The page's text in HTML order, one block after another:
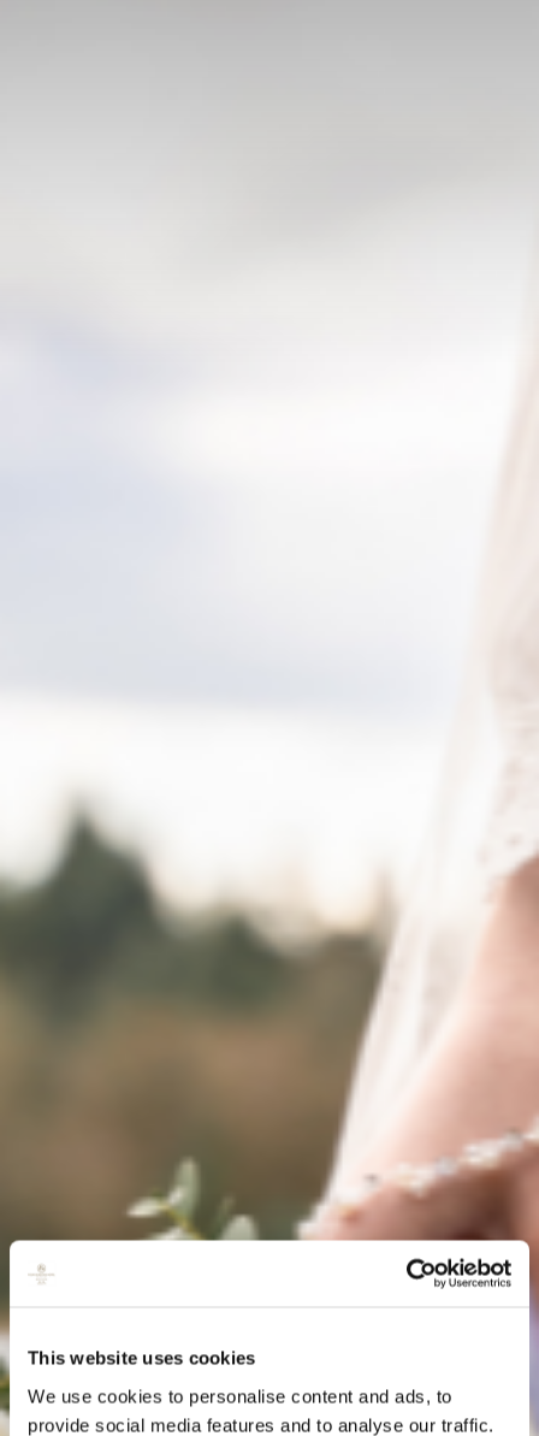
This website uses cookies
We use cookies to personalise content and ads, to
provide social media features and to analyse our traffic.